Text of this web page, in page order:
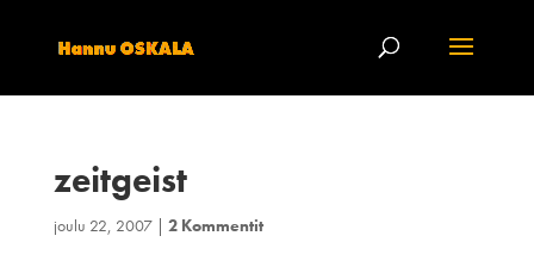
zeitgeist
joulu 22, 2007| 2 Kommentit